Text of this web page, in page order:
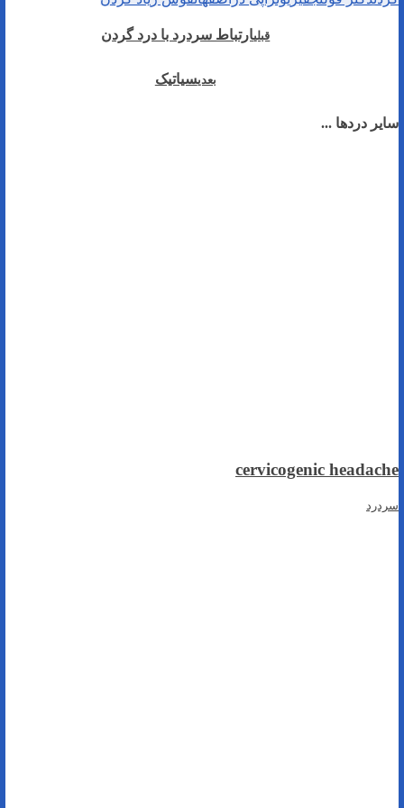
قبلیارتباط سردرد با درد گردن
بعدیسیاتیک
سایر دردها ...
cervicogenic headache
سردرد